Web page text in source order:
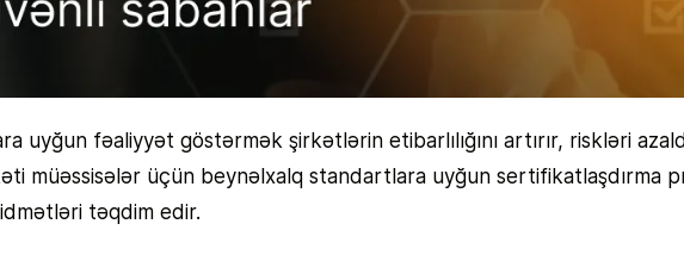
fəaliyyət göstərmək şirkətlərin etibarlılığını artırır, riskləri
müəssisələr üçün beynəlxalq standartlara uyğun sertifikatlaşdırma
təqdim edir.